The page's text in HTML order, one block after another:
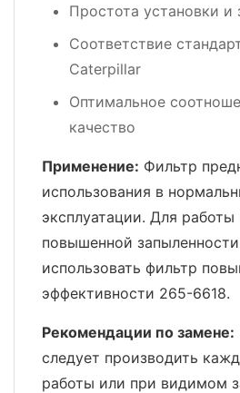
Простота установки и
Соответствие
Caterpillar
Оптимальное
качество
Применение: Фильтр
использования в
эксплуатации. Для работы
повышенной
использовать фильтр
эффективности 265-6618.
Рекомендации по замене:
следует производить
работы или при видимом